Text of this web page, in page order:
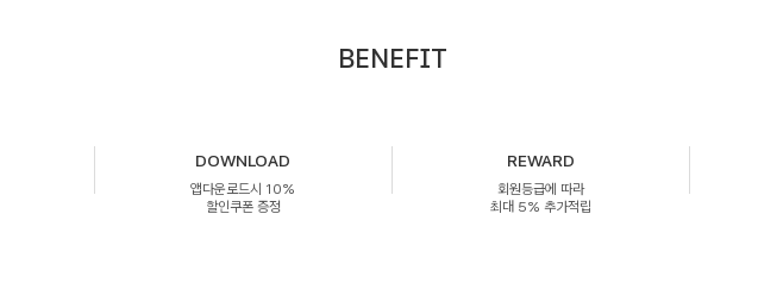
BENEFIT
DOWNLOAD
앱다운로드시 10%
할인쿠폰 증정
REWARD
회원등급에 따라
최대 5% 추가적립